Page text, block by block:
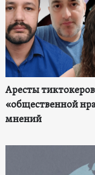
Аресты
«общественной
мнений